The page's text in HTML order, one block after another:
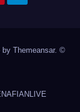
by Themeansar. ©
LIVE